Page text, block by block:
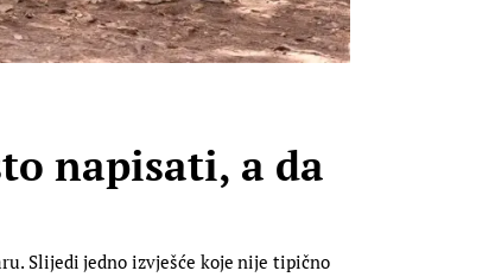
napisati, a da
Slijedi jedno izvješće koje nije tipično